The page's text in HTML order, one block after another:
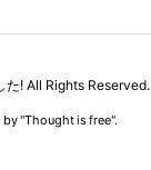
た!All Rights Reserved.
by "Thought is free".